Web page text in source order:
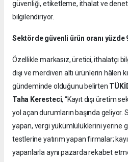
güvenliği, etiketleme, ithalat ve
bilgilendiriyor.
Sektörde güvenli ürün oranı yüzde
Özellikle markasız, üretici, ithalatçı
dışı ve merdiven altı ürünlerin hâlen
gündeminde olduğunu belirten
Taha Keresteci, “Kayıt dışı üretim
yol açan durumların başında
yapan, vergi yükümlülüklerini yerine
testlerine yatırım yapan firmalar;
yapanlarla aynı pazarda rekabet